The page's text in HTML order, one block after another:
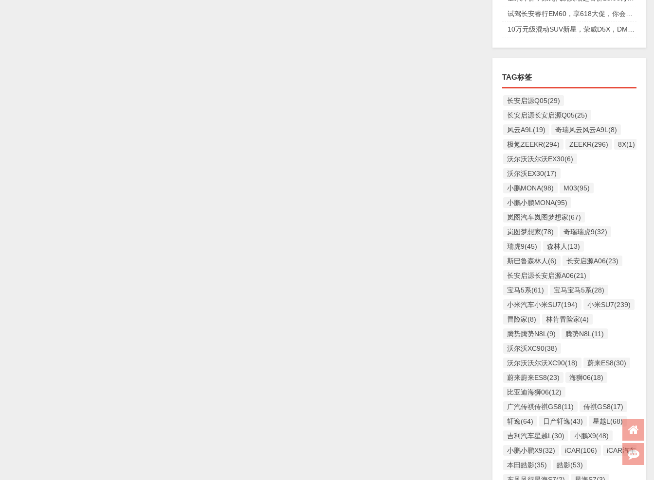
TAG标签
长安启源Q05(29)
长安启源长安启源Q05(25)
风云A9L(19)
奇瑞风云风云A9L(8)
极氪ZEEKR(294)
ZEEKR(296)
8X(1)
沃尔沃沃尔沃EX30(6)
沃尔沃EX30(17)
小鹏MONA(98)
M03(95)
小鹏小鹏MONA(95)
岚图汽车岚图梦想家(67)
岚图梦想家(78)
奇瑞瑞虎9(32)
瑞虎9(45)
森林人(13)
斯巴鲁森林人(6)
长安启源A06(23)
长安启源长安启源A06(21)
宝马5系(61)
宝马宝马5系(28)
小米汽车小米SU7(194)
小米SU7(239)
冒险家(8)
林肯冒险家(4)
腾势腾势N8L(9)
腾势N8L(11)
沃尔沃XC90(38)
沃尔沃沃尔沃XC90(18)
蔚来ES8(30)
蔚来蔚来ES8(23)
海狮06(18)
比亚迪海狮06(12)
广汽传祺传祺GS8(11)
传祺GS8(17)
轩逸(64)
日产轩逸(43)
星越L(68)
吉利汽车星越L(30)
小鹏X9(48)
小鹏小鹏X9(32)
iCAR(106)
iCAR汽车
本田皓影(35)
皓影(53)